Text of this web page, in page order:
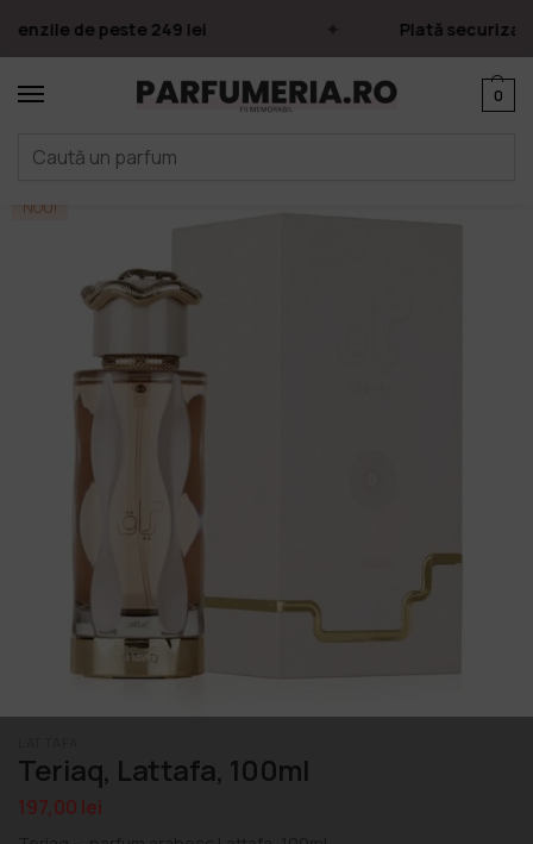
de peste 249 lei Plată
0
Prima pagină / Parfumuri
NOU!
Teriaq, Lattafa, 100ml
197,00 lei